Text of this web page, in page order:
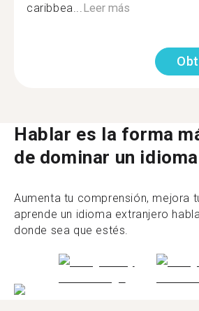
caribbea... Leer más
Hablar es la forma
de dominar un idioma
Aumenta tu comprensión, mejora
aprende un idioma extranjero
donde sea que estés.